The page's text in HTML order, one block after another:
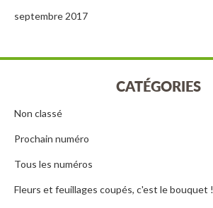
septembre 2017
CATÉGORIES
Non classé
Prochain numéro
Tous les numéros
Fleurs et feuillages coupés, c'est le bouquet !